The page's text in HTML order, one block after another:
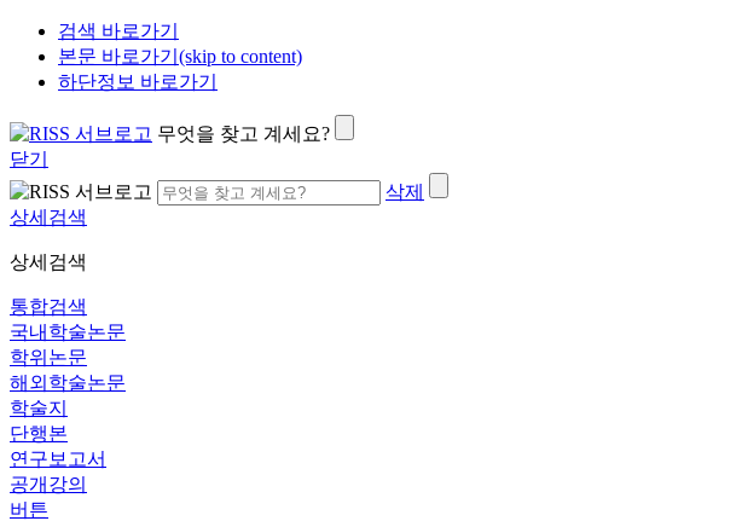
검색 바로가기
본문 바로가기(skip to content)
하단정보 바로가기
무엇을 찾고 계세요?
닫기
삭제
상세검색
상세검색
통합검색
국내학술논문
학위논문
해외학술논문
학술지
단행본
연구보고서
공개강의
버튼